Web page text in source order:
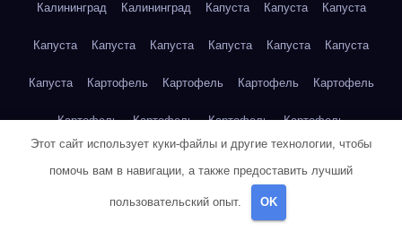
Калининград Калининград Капуста Капуста Капуста
Капуста Капуста Капуста Капуста Капуста Капуста
Капуста Картофель Картофель Картофель Картофель
Картофель Картофель Картофель Картофель
Кейптаун Кейптаун
Этот сайт использует куки-файлы и другие технологии, чтобы
помочь вам в навигации, а также предоставить лучший
пользовательский опыт. OK